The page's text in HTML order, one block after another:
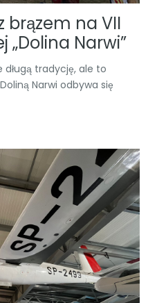
brązem na VII
„Dolina Narwi”
tradycję, ale to
Narwi odbywa się